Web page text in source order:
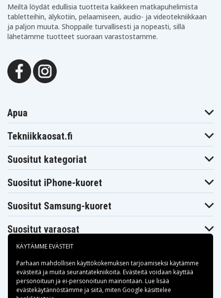
Meiltä löydät edullisia tuotteita kaikkeen matkapuhelimista
tabletteihin, älykotiin, pelaamiseen, audio- ja videotekniikkaan
ja paljon muuta. Shoppaile turvallisesti ja nopeasti, sillä
lähetämme tuotteet suoraan varastostamme.
Apua
Tekniikkaosat.fi
Suositut kategoriat
Suositut iPhone-kuoret
Suositut Samsung-kuoret
Suositut varaosat
Maksuvaihtoehdot
KÄYTÄMME EVÄSTEIT
Parhaan mahdollisen käyttökokemuksen tarjoamiseksi käytämme
evästeitä ja muita seurantatekniikoita. Evästeitä voidaan käyttää
personoituun ja ei-personoituun mainontaan. Lue lisää
evästekäytännöstämme ja siitä, miten Google käsittelee